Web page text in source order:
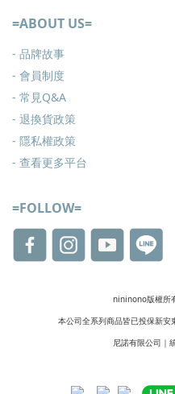
=ABOUT US=
- 品牌故事
- 會員制度
- 常見Q&A
- 退換貨政策
- 隱私權政策
- 查看更多平台
=FOLLOW=
nininono版權所
本公司全系列商品皆已投保新
尼諾有限公司｜